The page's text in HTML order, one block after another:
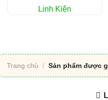
Linh Kiện
Trang chủ / Sản phẩm được